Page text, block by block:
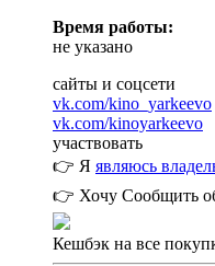
Время работы:
не указано
сайты и соцсети
vk.com/kino_yarkeevo
vk.com/kinoyarkeevo
участвовать
👉 Я являюсь
👉 Хочу Сообщить
Кешбэк на все